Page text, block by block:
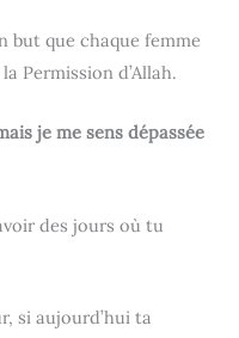
but que chaque femme
Permission d’Allah.
je me sens dépassée
des jours où tu
si aujourd’hui ta